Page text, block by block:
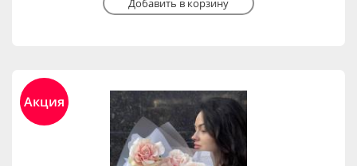
Добавить в корзину
Акция